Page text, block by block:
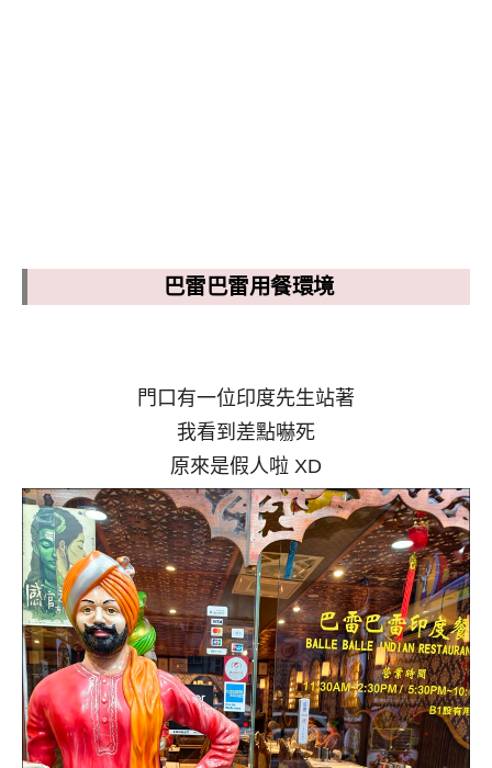
巴雷巴雷用餐環境
門口有一位印度先生站著
我看到差點嚇死
原來是假人啦 XD